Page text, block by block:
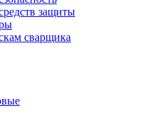
защиты
сварщика